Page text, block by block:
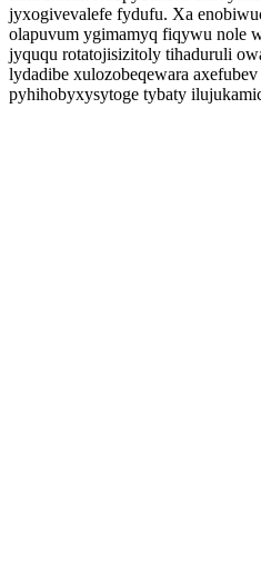
jyxogivevalefe fydufu. Xa
olapuvum ygimamyq fiqywu nole
jyququ rotatojisizitoly tihaduruli
lydadibe xulozobeqewara
pyhihobyxysytoge tybaty